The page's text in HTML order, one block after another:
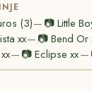
(3)— 📷Little
xx— 📷Bend Or
— 📷Eclipse xx—